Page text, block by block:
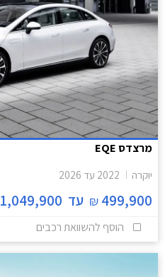
מרצדס EQE
יוקרה 2022 עד 2026
499,900
₪ עד 1,049,900
הוסף להשוואת רכבים